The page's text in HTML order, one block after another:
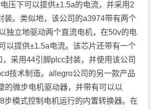
压下可以提供±1.5a的电流，并采用2
装。类似地，该公司的a3974带有两个
独立地驱动两个直流电机，在50v的电
以提供±1.5a电流。该芯片还带有一个
，采用44引脚plcc封装，并使用该公司
技术制造。allegro公司的另一款产品
的微步电机驱动器，并带有可以以
步模式控制电机运行的内置转换器。在